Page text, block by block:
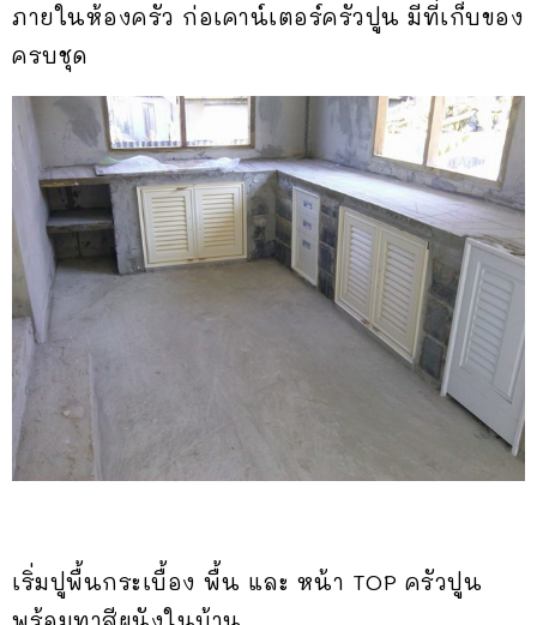
ภายในห้องครัว ก่อเคาน์เตอร์ครัวปูน มีที่เก็บของ
ครบชุด
เริ่มปูพื้นกระเบื้อง พื้น และ หน้า TOP ครัวปูน